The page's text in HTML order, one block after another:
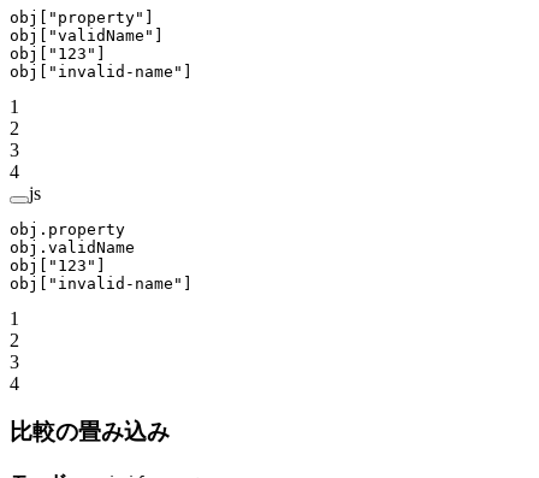
obj[ "property" ]
obj[ "validName" ]
obj[ "123" ]
obj[ "invalid-name" ]
1
2
3
4
js
obj.property
obj.validName
obj[ "123" ]
obj[ "invalid-name" ]
1
2
3
4
比較の畳み込み